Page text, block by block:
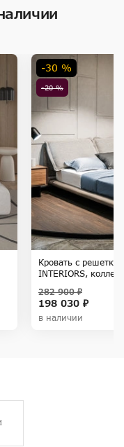
-20 %
-30 %
Кровать с
INTERIORS,
198 030 ₽
282 900 ₽
в наличии